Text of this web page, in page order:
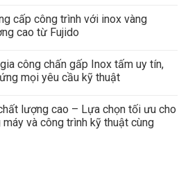
cấp công trình với inox vàng
cao từ Fujido
công chấn gấp Inox tấm uy tín,
mọi yêu cầu kỹ thuật
lượng cao – Lựa chọn tối ưu cho
và công trình kỹ thuật cùng